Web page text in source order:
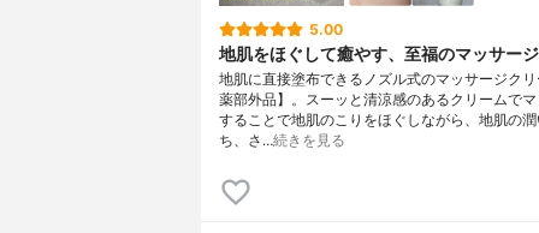
5.00
地肌をほぐして癒やす、至福のマッサー
地肌に直接塗布できるノズル式のマッサージク
薬部外品】。スーッと清涼感のあるクリームで
することで地肌のこりをほぐしながら、地肌の
ち、さ…続きを見る